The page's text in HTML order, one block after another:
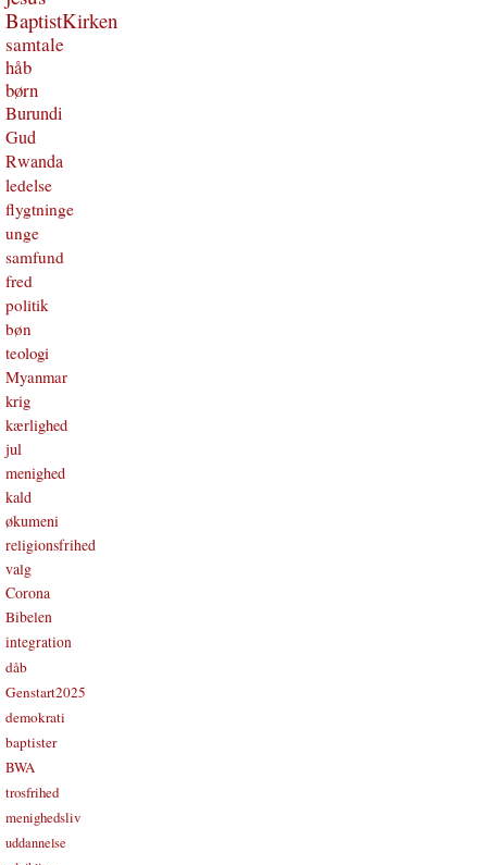
BaptistKirken
samtale
håb
børn
Burundi
Gud
Rwanda
ledelse
flygtninge
unge
samfund
fred
politik
bøn
teologi
Myanmar
krig
kærlighed
jul
menighed
kald
økumeni
religionsfrihed
valg
Corona
Bibelen
integration
dåb
Genstart2025
demokrati
baptister
BWA
trosfrihed
menighedsliv
uddannelse